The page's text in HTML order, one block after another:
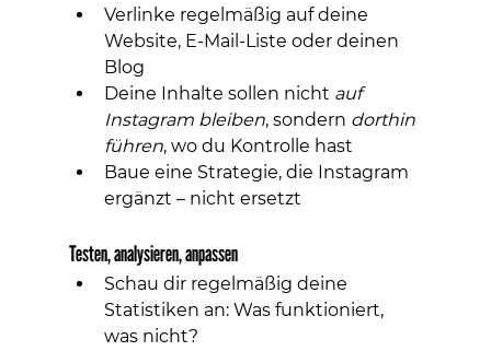
Verlinke regelmäßig auf deine
Website, E-Mail-Liste oder deinen
Blog
Deine Inhalte sollen nicht auf
Instagram bleiben, sondern dorthin
führen, wo du Kontrolle hast
Baue eine Strategie, die Instagram
ergänzt – nicht ersetzt
Testen, analysieren, anpassen
Schau dir regelmäßig deine
Statistiken an: Was funktioniert,
was nicht?